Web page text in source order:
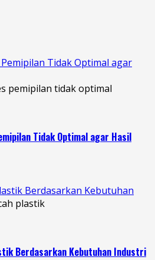
Tidak Optimal agar
Tidak Optimal agar Hasil
Berdasarkan Kebutuhan
Berdasarkan Kebutuhan Industri